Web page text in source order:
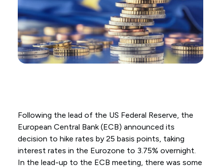
Following the lead of the US Federal Reserve, the
European Central Bank (ECB) announced its
decision to hike rates by 25 basis points, taking
interest rates in the Eurozone to 3.75% overnight.
In the lead-up to the ECB meeting, there was some